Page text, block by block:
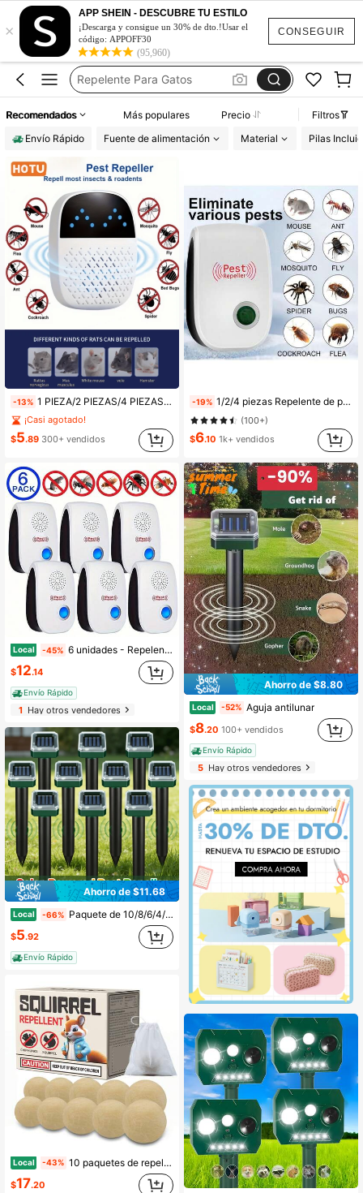
CONSEGUIR
×
APP SHEIN - DESCUBRE TU ESTILO
¡Descarga y consigue un 30% de dto.!Usar el
código: APPOFF30
(95,960)
Repelente De Mosquitos
Repelente Para Gatos
Recomendados Más populares Precio
Filtros
Envío Rápido
Fuente de alimentación Material Pilas
-13% 1 PIEZA/2 PIEZAS/4 PIEZAS Repelente de plagas inteligente de ultrasonidos, repelente de roedores por resonancia de pulso, enchufe tipo A US (110-127V), control de plagas por ultrasonidos de alta potencia físico, onda de resonancia de alta frecuencia, cobertura omnidireccional de 360°, escaneo de ondas, sintonización automática, ahorro de energía, seguro, silencioso y bajo ruido, adecuado para el hogar, la cocina, la oficina, el hotel, el almacén, eliminación eficaz de plagas en interiores, repelente de mosquitos y roedores
¡Casi agotado!
$5.89 300+ vendidos
Local -45% 6 unidades - Repelente de roedores mejorado, repelente con tecnología de ondas sonoras, repelente de roedores para interiores, repelente con conversión de frecuencia automática, repelente con enchufe electrónico, adecuado para el hogar y la oficina, la cocina y el almacén.
$12.14
Envío Rápido
1Hay otros vendedores
Ahorro de $11.68
Local -66% Paquete de 10/8/6/4/2 repelentes solares ultrasónicos para ratones, dispositivos repelentes de animales de 1800 mAh, disuasores de roedores con energía solar. Eficaces para repeler serpientes, topos, conejos y pájaros, ideales para patios, jardines y granjas.
$5.92
Envío Rápido
Local -43% 10 paquetes de repelente de ardillas para jardín exterior, repelente de ardillas y ardillas terrestres, disuasivo de ardillas, repelente de ardillas para ático interior
$17.20
-19% 1/2/4 piezas Repelente de plagas ultrasónico para interiores, onda ultrasónica y electromagnética de doble frecuencia que repele a las plagas, cobertura de 360°, control físico de plagas, eficaz contra mosquitos, insectos, ratones, pulgas, repelente de plagas, adecuado para el hogar, la cocina, la oficina, el hotel, el almacén
(100+)
$6.10 1k+ vendidos
Ahorro de $8.80
Local -52% Aguja antilunar
$8.20 100+ vendidos
Envío Rápido
5Hay otros vendedores